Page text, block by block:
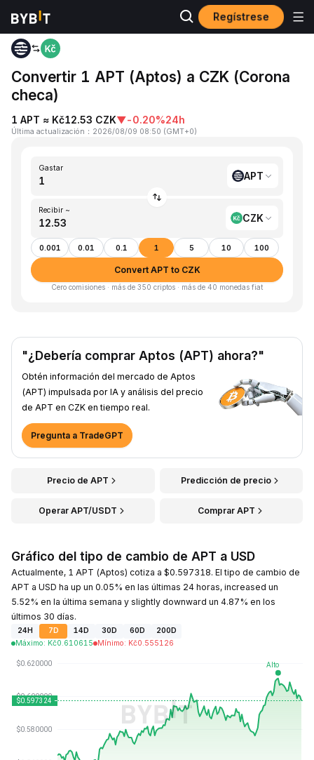
Regístrese
Inicio APT to CZK
Convertir 1 APT (Aptos) a CZK (Corona
checa)
1 APT ≈ Kč12.53 CZK▼-0.20%24h
Última actualización ： 2026/08/09 08:50 (GMT+0)
Gastar
APT
Recibir ~
CZK
0.001 0.01 0.1 1 5 10 100
Convert APT to CZK
Cero comisiones · más de 350 criptos · más de 40 monedas fiat
"¿Debería comprar Aptos (APT) ahora?"
Obtén información del mercado de Aptos
(APT) impulsada por IA y análisis del precio
de APT en CZK en tiempo real.
Pregunta a TradeGPT
Precio de APT Predicción de precio
Operar APT/USDT Comprar APT
Gráfico del tipo de cambio de APT a USD
Actualmente, 1 APT (Aptos) cotiza a $0.597318. El tipo de cambio de
APT a USD ha up un 0.05% en las últimas 24 horas, increased un
5.52% en la última semana y slightly downward un 4.87% en los
últimos 30 días.
24H 7D 14D 30D 60D
200D
Máximo: Kč0.610615 Mínimo: Kč0.555126